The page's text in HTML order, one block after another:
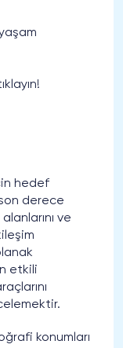
hedef
derece
ve
etkili
konumları